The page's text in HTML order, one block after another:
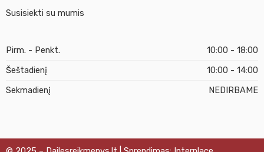
Susisiekti su mumis
Pirm. - Penkt.
10:00 - 18:00
Šeštadienį
10:00 - 14:00
Sekmadienį
NEDIRBAME